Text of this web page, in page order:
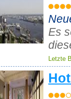
Es
Letzte